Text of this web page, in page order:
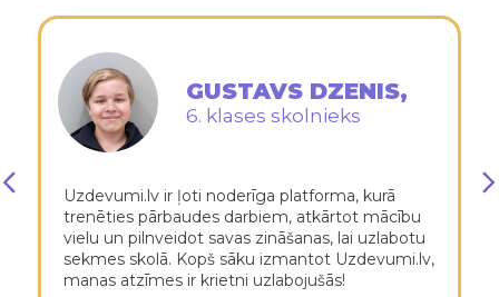
GUSTAVS DZENIS,
6. klases skolnieks
Uzdevumi.lv ir ļoti noderīga platforma, kurā
trenēties pārbaudes darbiem, atkārtot mācību
vielu un pilnveidot savas zināšanas, lai uzlabotu
sekmes skolā. Kopš sāku izmantot Uzdevumi.lv,
manas atzīmes ir krietni uzlabojušās!